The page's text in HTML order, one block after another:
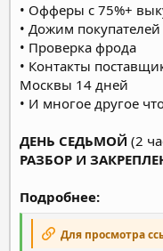
• Офферы с 75%+
• Дожим покупателей
• Проверка фрода
• Контакты
Москвы 14 дней
• И многое другое
ДЕНЬ СЕДЬМОЙ (2
РАЗБОР И
Подробнее:
Для просмотра